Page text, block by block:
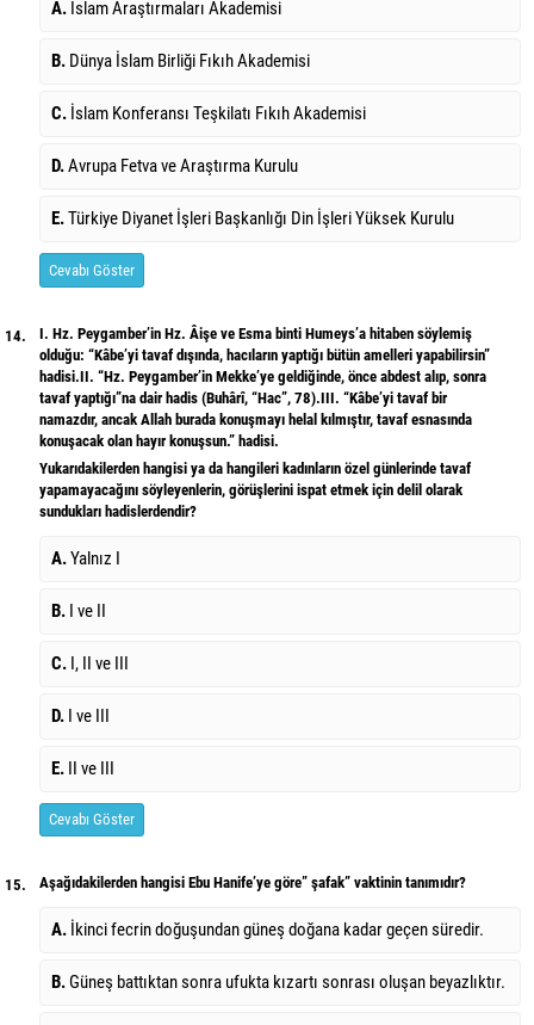
A. İslam Araştırmaları Akademisi
B. Dünya İslam Birliği Fıkıh Akademisi
C. İslam Konferansı Teşkilatı Fıkıh Akademisi
D.Avrupa Fetva ve Araştırma Kurulu
E.Türkiye Diyanet İşleri Başkanlığı Din İşleri Yüksek Kurulu
Cevabı Göster
14.
I. Hz. Peygamber’in Hz. Âişe ve Esma binti Humeys’a hitaben söylemiş
olduğu: “Kâbe’yi tavaf dışında, hacıların yaptığı bütün amelleri yapabilirsin”
hadisi.II. “Hz. Peygamber’in Mekke’ye geldiğinde, önce abdest alıp, sonra
tavaf yaptığı”na dair hadis (Buhârî, “Hac”, 78).III. “Kâbe’yi tavaf bir
namazdır, ancak Allah burada konuşmayı helal kılmıştır, tavaf esnasında
konuşacak olan hayır konuşsun.” hadisi.
Yukarıdakilerden hangisi ya da hangileri kadınların özel günlerinde tavaf
yapamayacağını söyleyenlerin, görüşlerini ispat etmek için delil olarak
sundukları hadislerdendir?
A.Yalnız I
B. I ve II
C. I, II ve III
D. I ve III
E. II ve III
Cevabı Göster
15. Aşağıdakilerden hangisi Ebu Hanife’ye göre” şafak” vaktinin tanımıdır?
A. İkinci fecrin doğuşundan güneş doğana kadar geçen süredir.
B.Güneş battıktan sonra ufukta kızartı sonrası oluşan beyazlıktır.